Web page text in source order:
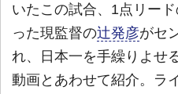
いたこの試合、1点リー
った現監督の辻発彦がセ
れ、日本一を手繰りよせ
動画とあわせて紹介。ラ